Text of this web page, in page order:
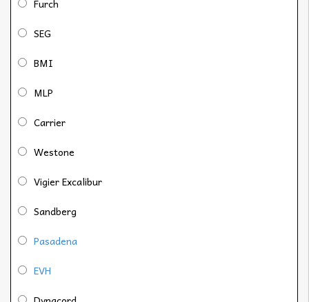
Furch
SEG
BMI
MLP
Carrier
Westone
Vigier Excalibur
Sandberg
Pasadena
EVH